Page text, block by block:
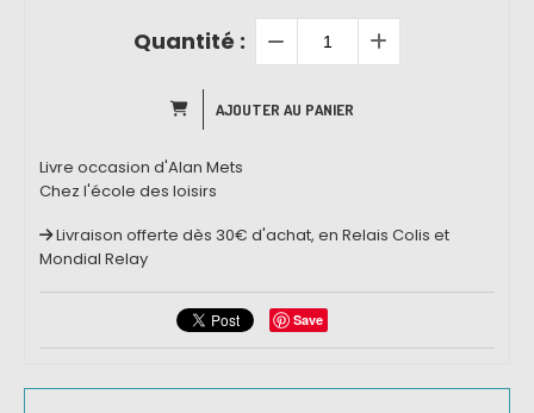
Quantité :
AJOUTER AU PANIER
Livre occasion d'Alan Mets
Chez l'école des loisirs
Livraison offerte dès 30€ d'achat, en Relais Colis et
Mondial Relay
Save